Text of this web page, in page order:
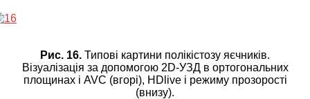
Рис. 16. Типові картини полікістозу яєчників.
Візуалізація за допомогою 2D-УЗД в ортогональних
площинах і AVC (вгорі), HDlive і режиму прозорості
(внизу).